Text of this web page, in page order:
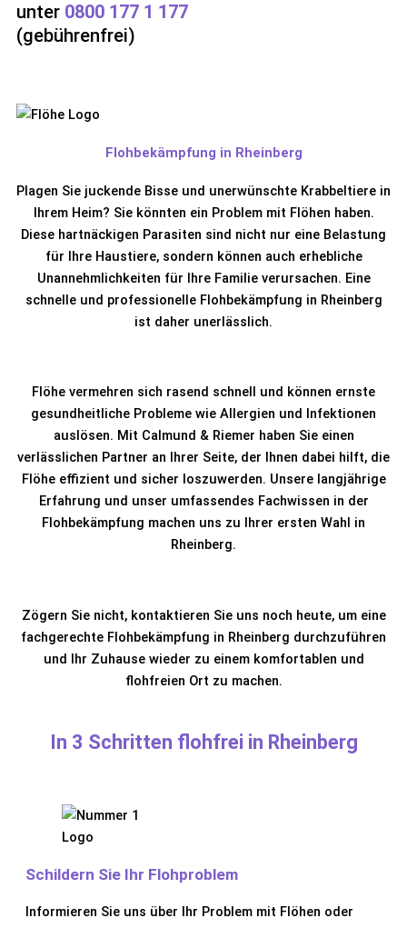
unter 0800 177 1 177
(gebührenfrei)
Flohbekämpfung in Rheinberg
Plagen Sie juckende Bisse und unerwünschte Krabbeltiere in
Ihrem Heim? Sie könnten ein Problem mit Flöhen haben.
Diese hartnäckigen Parasiten sind nicht nur eine Belastung
für Ihre Haustiere, sondern können auch erhebliche
Unannehmlichkeiten für Ihre Familie verursachen. Eine
schnelle und professionelle Flohbekämpfung in Rheinberg
ist daher unerlässlich.
Flöhe vermehren sich rasend schnell und können ernste
gesundheitliche Probleme wie Allergien und Infektionen
auslösen. Mit Calmund & Riemer haben Sie einen
verlässlichen Partner an Ihrer Seite, der Ihnen dabei hilft, die
Flöhe effizient und sicher loszuwerden. Unsere langjährige
Erfahrung und unser umfassendes Fachwissen in der
Flohbekämpfung machen uns zu Ihrer ersten Wahl in
Rheinberg.
Zögern Sie nicht, kontaktieren Sie uns noch heute, um eine
fachgerechte Flohbekämpfung in Rheinberg durchzuführen
und Ihr Zuhause wieder zu einem komfortablen und
flohfreien Ort zu machen.
In 3 Schritten flohfrei in Rheinberg
Schildern Sie Ihr Flohproblem
Informieren Sie uns über Ihr Problem mit Flöhen oder